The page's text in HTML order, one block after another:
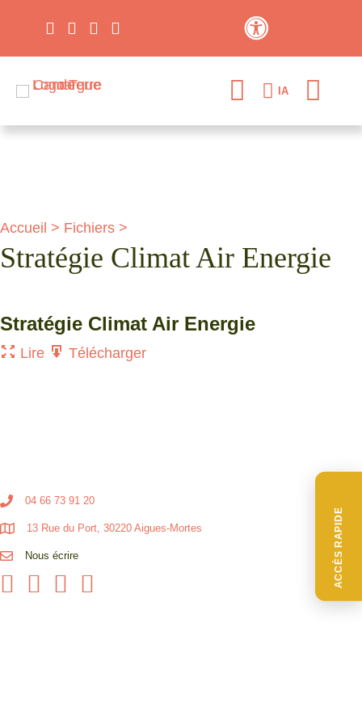
ACCÈS RAPIDE
IA
Accueil > Fichiers >
Stratégie Climat Air Energie
Stratégie Climat Air Energie
Lire Télécharger
04 66 73 91 20
13 Rue du Port, 30220 Aigues-Mortes
Nous écrire